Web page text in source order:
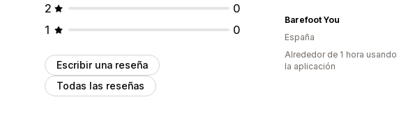
2
0
1
0
Escribir una reseña
Todas las reseñas
Barefoot You
España
Alrededor de 1 hora usando
la aplicación